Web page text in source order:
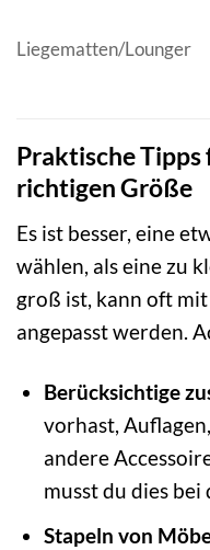
Liegematten/Lounger
Praktische Tipps
richtigen Größe
Es ist besser, eine
wählen, als eine zu
groß ist, kann oft
angepasst werden.
Berücksichtige
vorhast,
andere
musst du dies
Stapeln von